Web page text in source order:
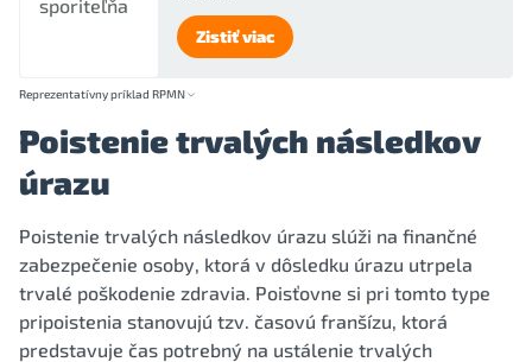
Zistiť viac
Reprezentatívny príklad RPMN
Poistenie trvalých následkov
úrazu
Poistenie trvalých následkov úrazu slúži na finančné
zabezpečenie osoby, ktorá v dôsledku úrazu utrpela
trvalé poškodenie zdravia. Poisťovne si pri tomto type
pripoistenia stanovujú tzv. časovú franšízu, ktorá
predstavuje čas potrebný na ustálenie trvalých